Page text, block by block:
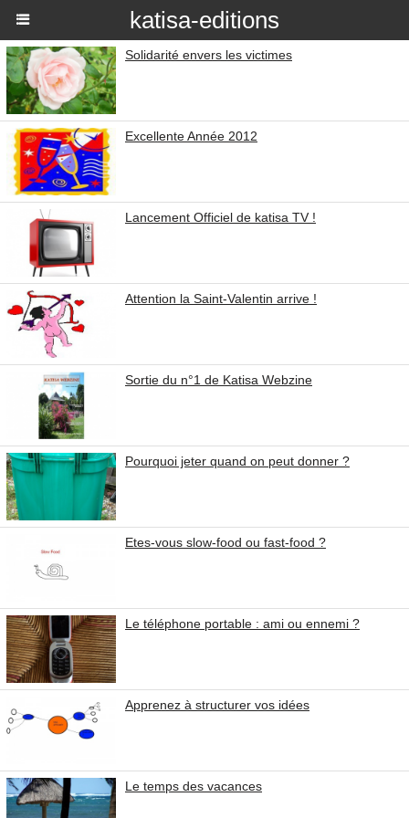
katisa-editions
Solidarité envers les victimes
Excellente Année 2012
Lancement Officiel de katisa TV !
Attention la Saint-Valentin arrive !
Sortie du n°1 de Katisa Webzine
Pourquoi jeter quand on peut donner ?
Etes-vous slow-food ou fast-food ?
Le téléphone portable : ami ou ennemi ?
Apprenez à structurer vos idées
Le temps des vacances